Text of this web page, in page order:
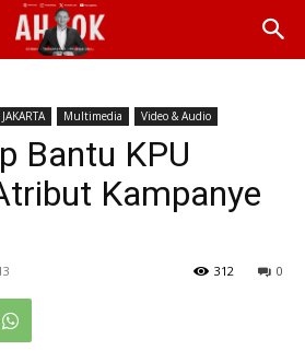
Multimedia Video & Audio
Bantu KPU
Kampanye
0
312